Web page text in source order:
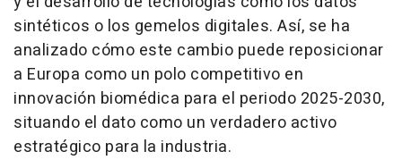
sintéticos o los gemelos digitales. Así, se ha
analizado cómo este cambio puede reposicionar
a Europa como un polo competitivo en
innovación biomédica para el periodo 2025-2030,
situando el dato como un verdadero activo
estratégico para la industria.